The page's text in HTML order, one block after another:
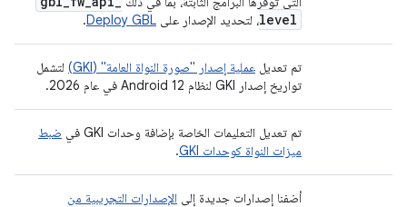
level، لتحديد الإصدار على Deploy GBL
.
تم تعديل عملية إصدار "صورة النواة العامة" (GKI)
لتشمل
تواريخ إصدار GKI لنظام Android 12 في عام 2026.
تم تعديل التعليمات الخاصة بإضافة وحدات GKI في
ضبط
ميزات النواة كوحدات GKI
.
أضفنا إصدارات جديدة إلى الإصدارات التجريبية من